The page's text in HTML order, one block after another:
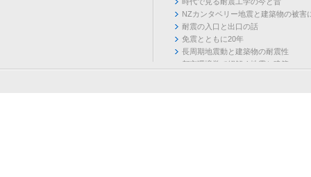
NZカンタベリー地震と建築物の被害
耐震の入口と出口の話
免震とともに20年
長周期地震動と建築物の耐震性
都市環境学で紐解く地震と建築